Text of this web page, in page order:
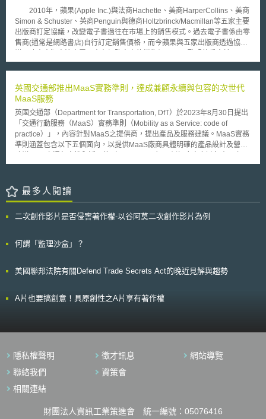
年8月8日被美國專利與商標局以「申請文件欠缺，不符合發明人與其繼受人
之規範」（35 U.S. Code § 115和37 CFR 1.64）拒絕受理。幾番修正往返
後，美國專利與商標局於2019年12月17日仍以「申請文件欠缺」不予受
理，Stephan L. Thaler續行申復。美國專利與商標局於2020年4月27日做出
本意見書。同一由DABUS創造的發明，但由Ryan Abbott作為申請人的案
件，已被歐洲專利局和英國智慧財產局於2019年12月以雷同的理由拒絕。
人之專利申請，立場都是發明人僅限自然人。
Council）核發許可；該法雖允許使用人工授精的剩餘胚進行幹細胞研究，
但並未特別就治療性複製部分予以規範。澳洲政府目前是以行政命令的方
式，禁止醫療性複製的研究，此一禁令於2005年4月再度被延長5年。
澳洲眾議院（The House of Representatives）最近以82比62的投票比，表
決通過「人類生殖性複製禁止與人類胚胎研究管理修正案」（Prohibition of
Research Amendment Bill 2006），廢止先前的禁令，開放基於醫療目的
應在十四天內銷毀，違反本法規定者，最高可處以十五年之有期徒刑。根據
規劃，本法將在相關主管機關制訂完成有關卵子捐贈及研究許可申請之相關
作業細節規定後之六個月實施。
2010年，蘋果(Apple Inc.)與法商Hachette、美商HarperCollins、美商
Simon & Schuster、英商Penguin與德商Holtzbrinck/Macmillan等五家主要
出版商訂定協議，改變電子書過往在市場上的銷售模式。過去電子書係由零
售商(通常是網路書店)自行訂定銷售價格，而今蘋果與五家出版商透過協
年3月對此展開反競爭(anti-competition)調查，認為這五家書商聯合蘋果公
on the Functioning of the European Union, TFEU))第101條規定，事業間
協議與一致性行為足以影響歐體會員國間交易，且以妨礙、限制或扭曲歐體
共同市場競爭為效果或目的者，與共同市場不相容，應予禁止。 2012
年9月，除Penguin外，其中四家出版商皆提出和解方案，承諾將終止與蘋
果簽訂的代理協議，不再干涉電子書零售商調整電子書零售價格，此外，並
同意未來五年內排除「最惠國(Most-Favoured-Nation, MFN)」條款的適
用，該條款規定出版商與其他電子書銷售商如亞馬遜的訂價不得低於與蘋果
公司將終止和零售書商間的代理契約。 二、未來兩年內零售書商可自訂電
子書價格與折扣，包含Penguin公司出版的書籍。 三、Penguin公司和零售
書商的契約也將適用禁止價格最惠國條款，期限5年。 歐盟執委會接受
英國交通部推出MaaS實務準則，達成兼顧永續與包容的次世代
MaaS服務
英國交通部（Department for Transportation, DfT）於2023年8月30日提出
「交通行動服務（MaaS）實務準則（Mobility as a Service: code of
practice）」，內容針對MaaS之提供商，提出產品及服務建議。MaaS實務
準則涵蓋包含以下五個面向，以提供MaaS廠商具體明確的產品設計及營運
演算法產生偏見、確保AI學習資料無偏差；產品介面應提供視覺、聽覺輔助
區域非線上（offline）服務管道； 2. 低碳運輸之推廣，如納入更多步行、單
車等環保交通選項； 3. 友善之多元支付方式，如現金、數位支付、定期套
並重，保障使用者隱私，如採用公認之資料安全標準以及與同業簽訂資料共
間之責任，避免消費者投訴無門，以及提供線上及非線上聯絡窗口，及時處
最多人閱讀
二次創作影片是否侵害著作權-以谷阿莫二次創作影片為例
何謂「監理沙盒」？
美國聯邦法院有關Defend Trade Secrets Act的晚近見解與趨勢
A片也要搞創意！具原創性之A片享有著作權
隱私權聲明 徵才訊息
網站導覽
聯絡我們
資策會
相關連結
財團法人資訊工業策進會 統一編號：05076416